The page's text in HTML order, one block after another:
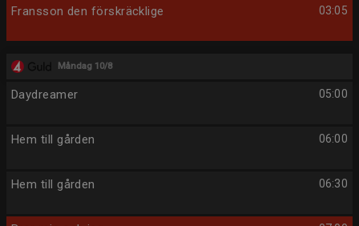
03:05
Fransson den förskräcklige
Måndag 10/8
05:00
Daydreamer
06:00
Hem till gården
06:30
Hem till gården